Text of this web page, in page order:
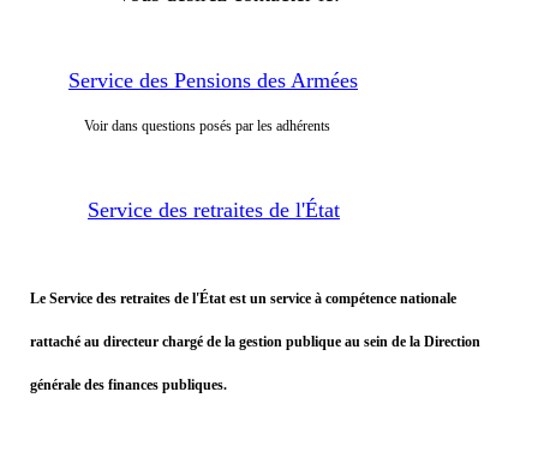
Service des Pensions des Armées
Voir dans questions posés par les adhérents
Service des retraites de l'État
Le Service des retraites de l'État est un service à compétence nationale
rattaché au directeur chargé de la gestion publique au sein de la Direction
générale des finances publiques.